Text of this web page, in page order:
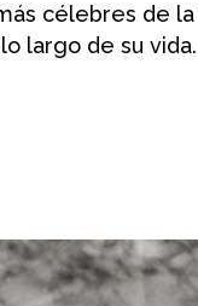
célebres de
largo de su vida.